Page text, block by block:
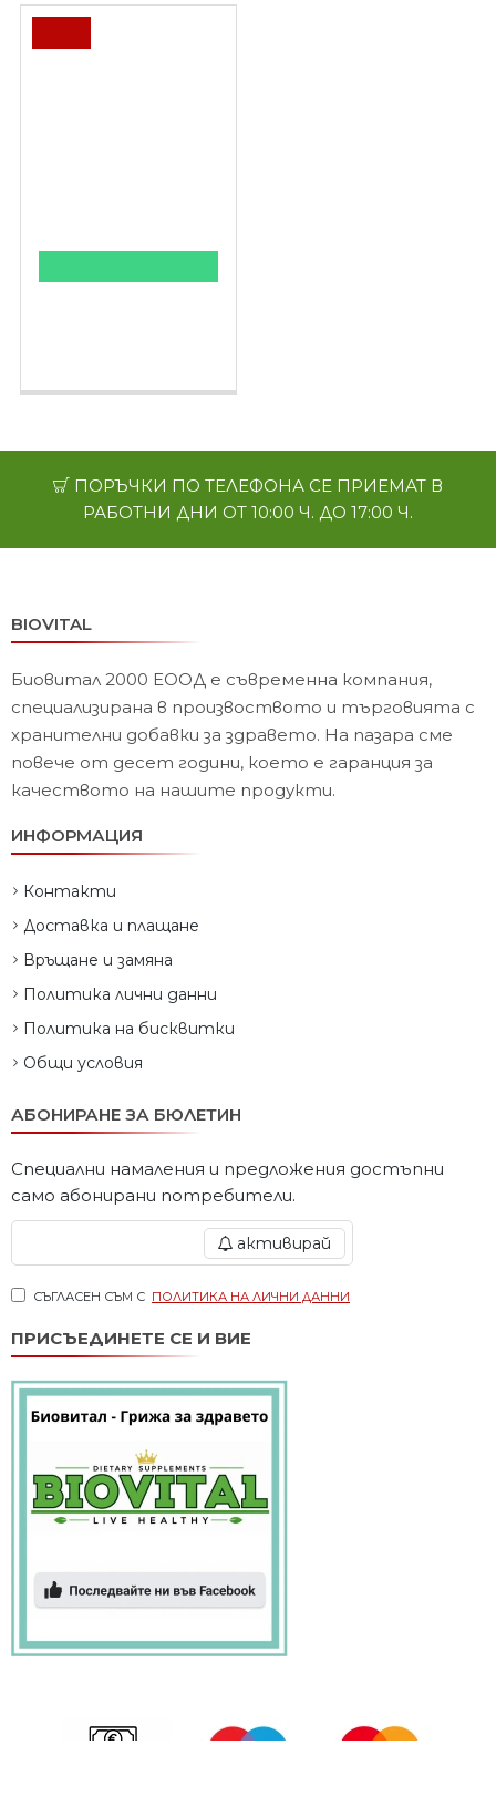
ПОРЪЧКИ ПО ТЕЛЕФОНА СЕ ПРИЕМАТ В
РАБОТНИ ДНИ ОТ 10:00 Ч. ДО 17:00 Ч.
BIOVITAL
Биовитал 2000 ЕООД е съвременна компания,
специализирана в произвоството и търговията с
хранителни добавки за здравето. На пазара сме
повече от десет години, което е гаранция за
качеството на нашите продукти.
ИНФОРМАЦИЯ
Контакти
Доставка и плащане
Връщане и замяна
Политика лични данни
Политика на бисквитки
Общи условия
АБОНИРАНЕ ЗА БЮЛЕТИН
Специални намаления и предложения достъпни
само абонирани потребители.
активирай
СЪГЛАСЕН СЪМ С ПОЛИТИКА НА ЛИЧНИ ДАННИ
ПРИСЪЕДИНЕТЕ СЕ И ВИЕ